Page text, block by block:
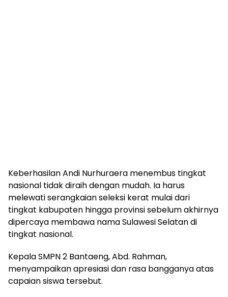
Keberhasilan Andi Nurhuraera menembus tingkat
nasional tidak diraih dengan mudah. Ia harus
melewati serangkaian seleksi kerat mulai dari
tingkat kabupaten hingga provinsi sebelum akhirnya
dipercaya membawa nama Sulawesi Selatan di
tingkat nasional.
Kepala SMPN 2 Bantaeng, Abd. Rahman,
menyampaikan apresiasi dan rasa bangganya atas
capaian siswa tersebut.